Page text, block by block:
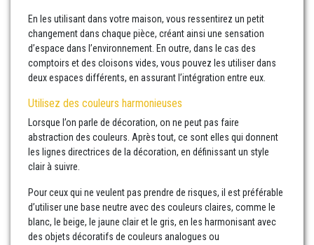
En les utilisant dans votre maison, vous ressentirez un petit
changement dans chaque pièce, créant ainsi une sensation
d’espace dans l’environnement. En outre, dans le cas des
comptoirs et des cloisons vides, vous pouvez les utiliser dans
deux espaces différents, en assurant l’intégration entre eux.
Utilisez des couleurs harmonieuses
Lorsque l’on parle de décoration, on ne peut pas faire
abstraction des couleurs. Après tout, ce sont elles qui donnent
les lignes directrices de la décoration, en définissant un style
clair à suivre.
Pour ceux qui ne veulent pas prendre de risques, il est préférable
d’utiliser une base neutre avec des couleurs claires, comme le
blanc, le beige, le jaune clair et le gris, en les harmonisant avec
des objets décoratifs de couleurs analogues ou